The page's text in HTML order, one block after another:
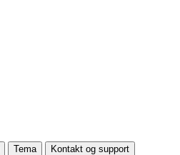
Tema Kontakt og support